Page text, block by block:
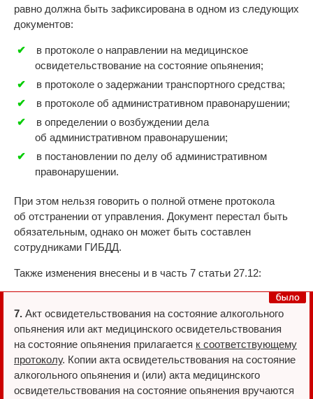
равно должна быть зафиксирована в одном из следующих
документов:
в протоколе о направлении на медицинское
освидетельствование на состояние опьянения;
в протоколе о задержании транспортного средства;
в протоколе об административном правонарушении;
в определении о возбуждении дела
об административном правонарушении;
в постановлении по делу об административном
правонарушении.
При этом нельзя говорить о полной отмене протокола
об отстранении от управления. Документ перестал быть
обязательным, однако он может быть составлен
сотрудниками ГИБДД.
Также изменения внесены и в часть 7 статьи 27.12:
7. Акт освидетельствования на состояние алкогольного
опьянения или акт медицинского освидетельствования
на состояние опьянения прилагается к соответствующему
протоколу. Копии акта освидетельствования на состояние
алкогольного опьянения и (или) акта медицинского
освидетельствования на состояние опьянения вручаются